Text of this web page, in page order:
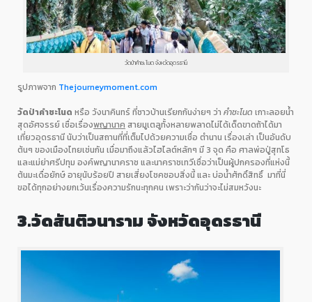
วัดป่าคำชะโนด จังหวัดอุดรธานี
รูปภาพจาก Thejourneymoment.com
วัดป่าคำชะโนด หรือ วังนาคินทร์ ที่ชาวบ้านเรียกกันง่ายๆ ว่า คำชะโนด เกาะลอยน้ำ
สุดอัศจรรย์ เชื่อเรื่องพญานาค สายมูเตลูทั้งหลายพลาดไม่ได้เด็ดขาดถ้าได้มา
เที่ยวอุดรธานี นับว่าเป็นสถานที่ที่เต็มไปด้วยความเชื่อ ตำนาน เรื่องเล่า เป็นอันดับ
ต้นๆ ของเมืองไทยเช่นกัน เมื่อมาถึงแล้วไฮไลต์หลักๆ มี 3 จุด คือ ศาลพ่อปู่สุทโธ
และแม่ย่าศรีปทุม องค์พญานาคราช และนาคราชเทวีเชื่อว่าเป็นผู้ปกครองที่แห่งนี้
ต้นมะเดื่อยักษ์ อายุนับร้อยปี สายเสี่ยงโชคชอบสิ่งนี้ และ บ่อน้ำศักดิ์สิทธิ์ มาที่นี่
ขอได้ทุกอย่างยกเว้นเรื่องความรักนะทุกคน เพราะว่ากันว่าจะไม่สมหวังนะ
3.วัดสันติวนาราม จังหวัดอุดรธานี